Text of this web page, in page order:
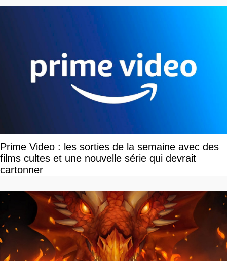
Prime Video : les sorties de la semaine avec des
films cultes et une nouvelle série qui devrait
cartonner